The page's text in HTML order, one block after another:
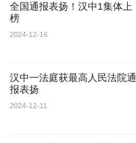
全国通报表扬！汉中1集体上
榜
2024-12-16
汉中一法庭获最高人民法院通
报表扬
2024-12-11